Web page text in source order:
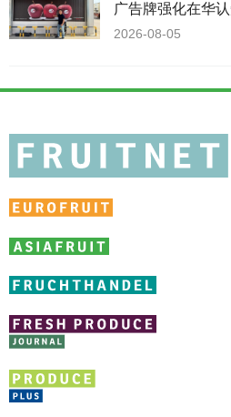
广告牌强化在华
2026-08-05